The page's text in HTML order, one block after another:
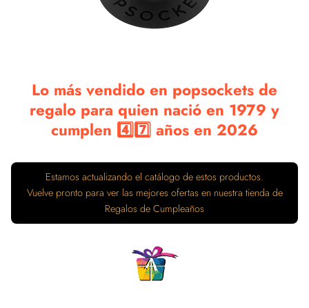
Lo más vendido en popsockets de
regalo para quien nació en 1979 y
cumplen 4️⃣7️⃣ años en 2026